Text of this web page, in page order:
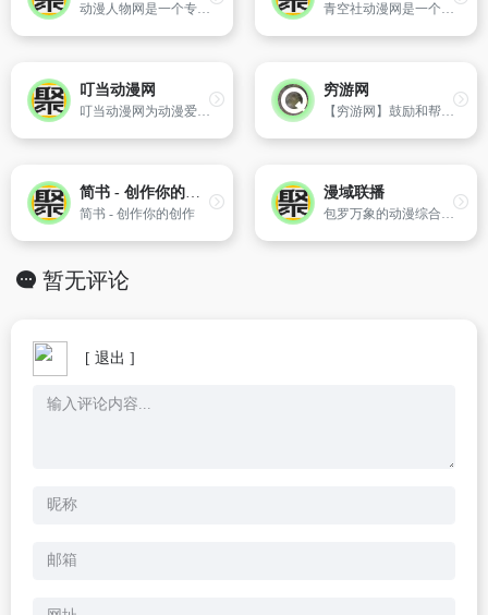
动漫人物网是一个专业的动漫卡通人物资料的网站,提供了动漫卡通人物的资料、图片、剧照、头像的信息,另外CosPlay栏目收录了众多CosPlayer美女,以及他们的CosPlay图片作品。 青空社动漫网是一个综合型日本动漫网站,旗下有青空动漫,青空漫画和青空学院,青空社动漫网为大家提供好看的日本动漫,动画片,优质的在线漫画,日本动漫更新速度快,拥有大量动画片,几千部在线漫画全部免费观看,青空社动漫网一直在努力!
叮当动漫网
叮当动漫网为动漫爱好者提供好看、新快的日本动画片大全,日本动漫,国产、欧美、tv版、ova版、剧场版动画片等,好看的动漫电影就在叮当动漫网。
穷游网
【穷游网】鼓励和帮助中国旅行者以自己的视角和方式体验世界，为旅行者提供专业、实用、全面的游旅行指南和旅游攻略，是中国旅行者们分享旅游目的地信息和游记攻略的平台。
简书 - 创作你的创作
简书 - 创作你的创作
漫域联播
包罗万象的动漫综合资讯
暂无评论
[ 退出 ]